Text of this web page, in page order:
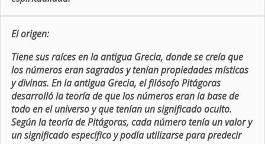
El origen:
Tiene sus raíces en la antigua Grecia, donde se creía que
los números eran sagrados y tenían propiedades místicas
y divinas. En la antigua Grecia, el filósofo Pitágoras
desarrolló la teoría de que los números eran la base de
todo en el universo y que tenían un significado oculto.
Según la teoría de Pitágoras, cada número tenía un valor y
un significado específico y podía utilizarse para predecir